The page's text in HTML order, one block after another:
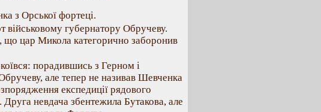
з Орської фортеці.
військовому губернатору Обручеву.
цар Микола категорично заборонив
порадившись з Герном і
але тепер не називав Шевченка
експедиції рядового
невдача збентежила Бутакова, але